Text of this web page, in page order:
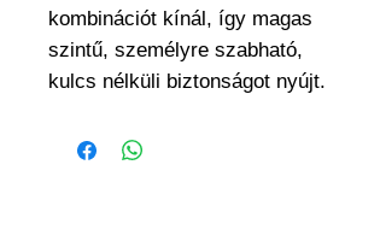
kombinációt kínál, így magas
szintű, személyre szabható,
kulcs nélküli biztonságot nyújt.